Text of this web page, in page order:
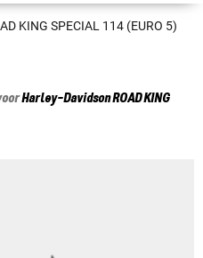
KING SPECIAL 114 (EURO 5)
Harley-DavidsonROAD KING